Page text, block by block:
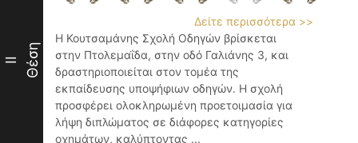
II Θέση
Δείτε περισσότερα >>
Η Κουτσαμάνης Σχολή Οδηγών βρίσκεται
στην Πτολεμαΐδα, στην οδό Γαλιάνης 3, και
δραστηριοποιείται στον τομέα της
εκπαίδευσης υποψήφιων οδηγών. Η σχολή
προσφέρει ολοκληρωμένη προετοιμασία για
λήψη διπλώματος σε διάφορες κατηγορίες
οχημάτων, καλύπτοντας ...